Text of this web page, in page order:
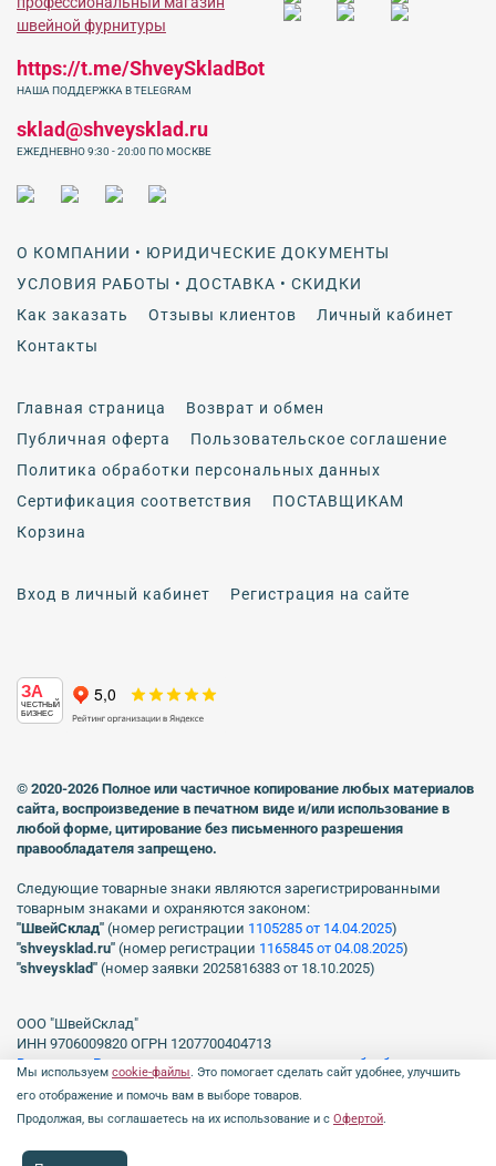
О КОМПАНИИ • ЮРИДИЧЕСКИЕ ДОКУМЕНТЫ
УСЛОВИЯ РАБОТЫ • ДОСТАВКА • СКИДКИ
Как заказать
Отзывы клиентов
Личный кабинет
Контакты
Главная страница
Возврат и обмен
Публичная оферта
Пользовательское соглашение
Политика обработки персональных данных
Сертификация соответствия
ПОСТАВЩИКАМ
Корзина
Вход в личный кабинет Регистрация на сайте
https://t.me/ShveySkladBot
НАША ПОДДЕРЖКА В TELEGRAM
sklad@shveysklad.ru
ЕЖЕДНЕВНО 9:30 - 20:00 ПО МОСКВЕ
ЗА
ЧЕСТНЫЙ
БИЗНЕС
© 2020-2026 Полное или частичное копирование любых материалов
сайта, воспроизведение в печатном виде и/или использование в
любой форме, цитирование без письменного разрешения
правообладателя запрещено.
Следующие товарные знаки являются зарегистрированными
товарным знаками и охраняются законом:
"ШвейСклад" (номер регистрации 1105285 от 14.04.2025)
"shveуsklad.ru" (номер регистрации 1165845 от 04.08.2025)
"shveysklad" (номер заявки 2025816383 от 18.10.2025)
ООО "ШвейСклад"
ИНН 9706009820 ОГРН 1207700404713
Включен в Реестр операторов, осуществляющих обработку
персональных данных Роскомнадзора рег. № 77-23-150255, Приказ
№231 от 16.06.2023.
Мы используем cookie-файлы. Это помогает сделать сайт удобнее, улучшить
его отображение и помочь вам в выборе товаров.
Продолжая, вы соглашаетесь на их использование и с Офертой.